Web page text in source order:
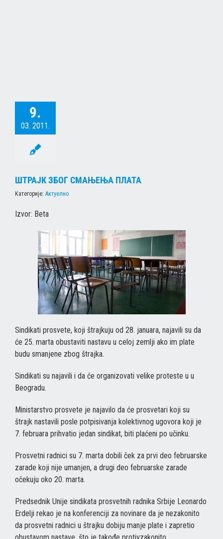
9.
03. 2011.
ШТРАЈК ЗБОГ СМАЊЕЊА ПЛАТА
Категорије: Актуелно
Izvor: Beta
Sindikati prosvete, koji štrajkuju od 28. januara, najavili su da
će 25. marta obustaviti nastavu u celoj zemlji ako im plate
budu smanjene zbog štrajka.
Sindikati su najavili i da će organizovati velike proteste u u
Beogradu.
Ministarstvo prosvete je najavilo da će prosvetari koji su
štrajk nastavili posle potpisivanja kolektivnog ugovora koji je
7. februara prihvatio jedan sindikat, biti plaćeni po učinku.
Prosvetni radnici su 7. marta dobili ček za prvi deo februarske
zarade koji nije umanjen, a drugi deo februarske zarade
očekuju oko 20. marta.
Predsednik Unije sindikata prosvetnih radnika Srbije Leonardo
Erdelji rekao je na konferenciji za novinare da je nezakonito
da prosvetni radnici u štrajku dobiju manje plate i zapretio